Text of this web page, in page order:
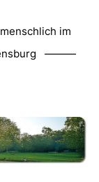
im
———